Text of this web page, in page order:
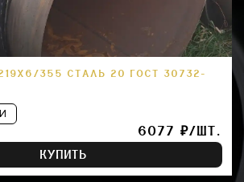
355 СТАЛЬ 20 ГОСТ 30732-
6077 ₽/ШТ.
КУПИТЬ